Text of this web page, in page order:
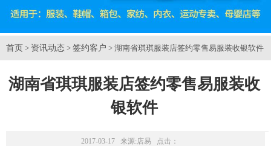
首页 > 资讯动态 > 签约客户 > 湖南省琪琪服装店签约零售易服装收银软件
湖南省琪琪服装店签约零售易服装收
银软件
2017-03-17 来源:店易 点击：